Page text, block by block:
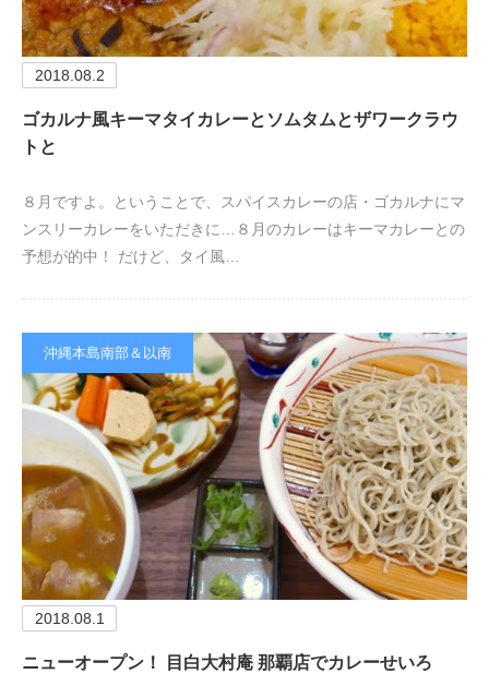
2018.08.2
ゴカルナ風キーマタイカレーとソムタムとザワークラウ
トと
８月ですよ。ということで、スパイスカレーの店・ゴカルナにマ
ンスリーカレーをいただきに…８月のカレーはキーマカレーとの
予想が的中！ だけど、タイ風…
沖縄本島南部＆以南
2018.08.1
ニューオープン！ 目白大村庵 那覇店でカレーせいろ